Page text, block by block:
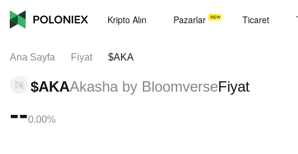
Kripto Alın Pazarlar Ticaret
Ana Sayfa Fiyat $AKA
$AKAAkasha by BloomverseFiyat
--0.00%